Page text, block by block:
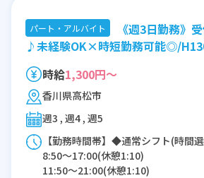
パート・アルバイト
《週3日勤務》
♪未経験OK×時短勤務可能◎/
時給1,300円～
香川県高松市
週3 , 週4 , 週5
【勤務時間帯】◆通常シフト(時間
8:50〜17:00(休憩1:10)
11:50〜21:00(休憩1:10)